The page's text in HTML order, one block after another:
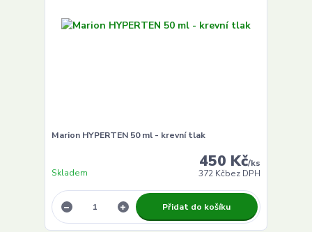
Marion HYPERTEN 50 ml - krevní tlak
450 Kč/ks
372 Kčbez DPH
Skladem
Přidat do košíku